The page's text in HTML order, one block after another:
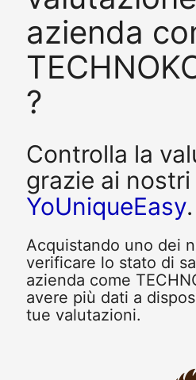
azienda
?
Controlla la
grazie ai
YoUniqueEasy.
Acquistando uno dei
verificare lo stato di
azienda come
avere più dati a
tue valutazioni.